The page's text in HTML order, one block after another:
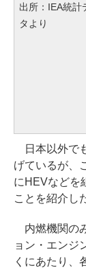
出所：IEA統計
タより
日本以外で
げているが、
にHEVなどを
ことを紹介し
内燃機関の
ョン・エンジ
くにあたり、